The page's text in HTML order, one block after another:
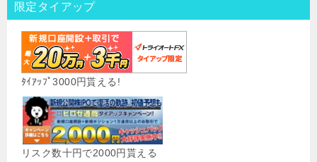
限定タイアップ
ﾀｲｱｯﾌﾟ3000円貰える!
リスク数十円で2000円貰える